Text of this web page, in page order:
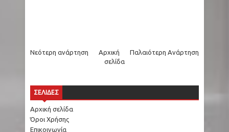
Νεότερη ανάρτηση Παλαιότερη Ανάρτηση
Αρχική
σελίδα
ΣΕΛΙΔΕΣ
Αρχική σελίδα
Όροι Χρήσης
Επικοινωνία